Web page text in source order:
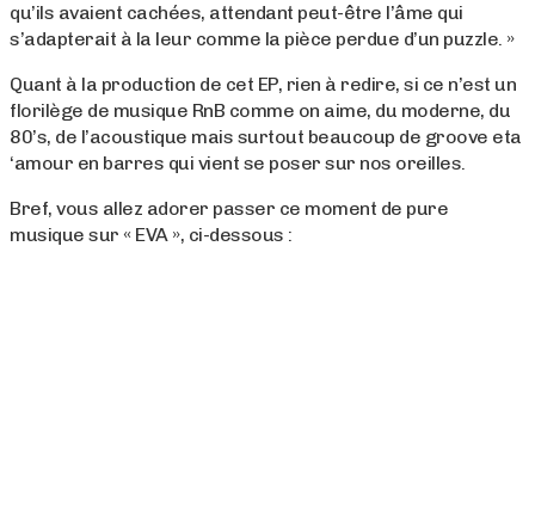
qu’ils avaient cachées, attendant peut-être l’âme qui
s’adapterait à la leur comme la pièce perdue d’un puzzle. »
Quant à la production de cet EP, rien à redire, si ce n’est un
florilège de musique RnB comme on aime, du moderne, du
80’s, de l’acoustique mais surtout beaucoup de groove eta
‘amour en barres qui vient se poser sur nos oreilles.
Bref, vous allez adorer passer ce moment de pure
musique sur « EVA », ci-dessous :